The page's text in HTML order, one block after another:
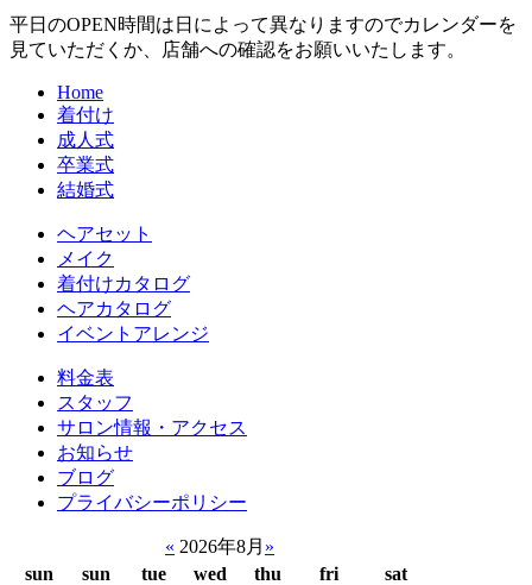
平日のOPEN時間は日によって異なりますのでカレンダーを
見ていただくか、店舗への確認をお願いいたします。
Home
着付け
成人式
卒業式
結婚式
ヘアセット
メイク
着付けカタログ
ヘアカタログ
イベントアレンジ
料金表
スタッフ
サロン情報・アクセス
お知らせ
ブログ
プライバシーポリシー
« 2026年8月 »
sun
sun tue wed thu fri
sat